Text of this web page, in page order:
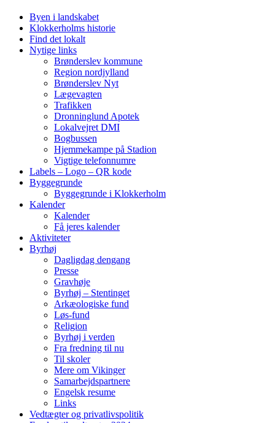
Byen i landskabet
Klokkerholms historie
Find det lokalt
Nytige links
Brønderslev kommune
Region nordjylland
Brønderslev Nyt
Lægevagten
Trafikken
Dronninglund Apotek
Lokalvejret DMI
Bogbussen
Hjemmekampe på Stadion
Vigtige telefonnumre
Labels – Logo – QR kode
Byggegrunde
Byggegrunde i Klokkerholm
Kalender
Kalender
Få jeres kalender
Aktiviteter
Byrhøj
Dagligdag dengang
Presse
Gravhøje
Byrhøj – Stentinget
Arkæologiske fund
Løs-fund
Religion
Byrhøj i verden
Fra fredning til nu
Til skoler
Mere om Vikinger
Samarbejdspartnere
Engelsk resume
Links
Vedtægter og privatlivspolitik